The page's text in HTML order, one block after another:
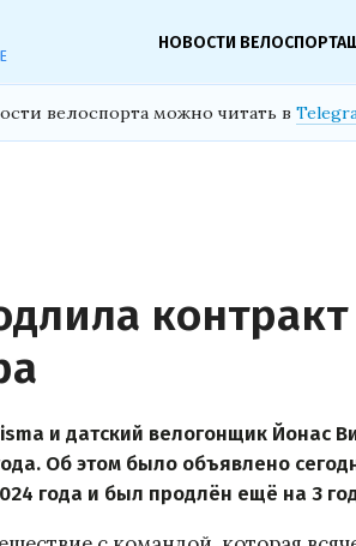
НОВОСТИ ВЕЛОСПОРТА
велоспорта можно читать в
контракт
и датский велогонщик Йонас
Об этом было объявлено
года и был продлён ещё на 3